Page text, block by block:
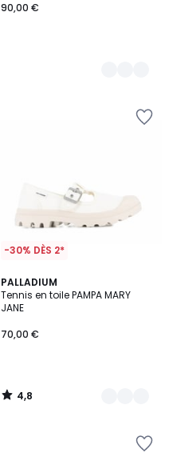
90,00 €
-30% DÈS 2*
PALLADIUM
Tennis en toile PAMPA MARY
JANE
70,00 €
4,8
/ 5
2
Couleurs
4,8
/